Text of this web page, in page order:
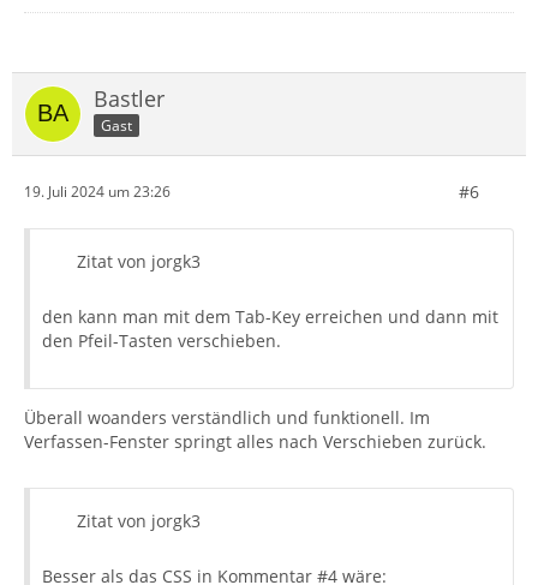
Bastler
Gast
19. Juli 2024 um 23:26 #6
Zitat von jorgk3
den kann man mit dem Tab-Key erreichen und dann mit
den Pfeil-Tasten verschieben.
Überall woanders verständlich und funktionell. Im
Verfassen-Fenster springt alles nach Verschieben zurück.
Zitat von jorgk3
Besser als das CSS in Kommentar #4 wäre: